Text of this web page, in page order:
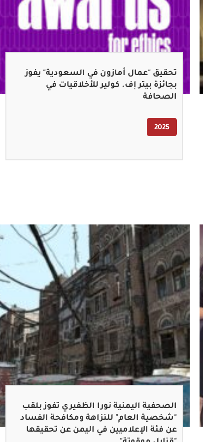
تحقيق "عمال أمازون في السعودية" يفوز
بجائزة بيتر إف. كولير للأخلاقيات في
الصحافة
2025
الصحفية اليمنية نورا الظفيري تفوز بلقب
"شخصية العام" للنزاهة ومكافحة الفساد
عن فئة الإعلاميين في اليمن عن تحقيقها